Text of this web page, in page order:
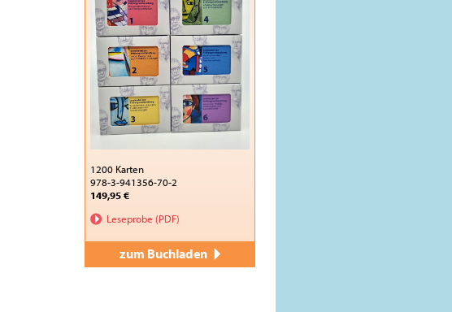
1200 Karten
978-3-941356-70-2
149,95 €
Leseprobe (PDF)
zum Buchladen